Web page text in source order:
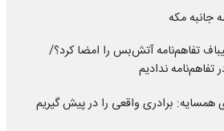
جانبه مکه
تفاهم‌نامه آتش‌بس را امضا کرد؟/
ندادیم
همسایه: برادری واقعی را در پیش گیریم